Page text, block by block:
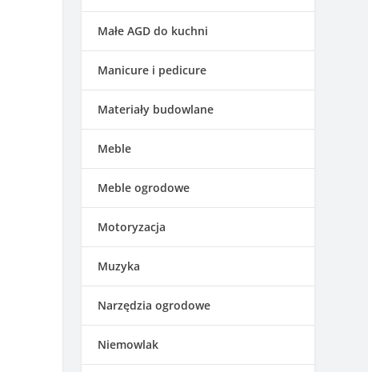
Małe AGD do kuchni
Manicure i pedicure
Materiały budowlane
Meble
Meble ogrodowe
Motoryzacja
Muzyka
Narzędzia ogrodowe
Niemowlak